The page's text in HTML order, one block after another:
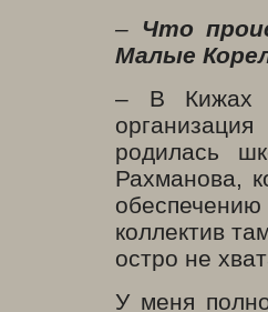
– Что
Малые
– В Кижах
родилась
Рахманова,
коллектив
остро не
У меня